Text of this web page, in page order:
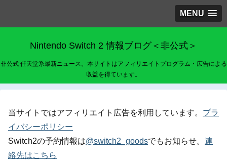
MENU
Nintendo Switch 2 情報ブログ＜非公式＞
非公式 任天堂系最新ニュース。本サイトはアフィリエイトプログラム・広告による
収益を得ています。
当サイトではアフィリエイト広告を利用しています。 プラ
イバシーポリシー
Switch2の予約情報は@switch2_goodsでもお知らせ。 連
絡先はこちら